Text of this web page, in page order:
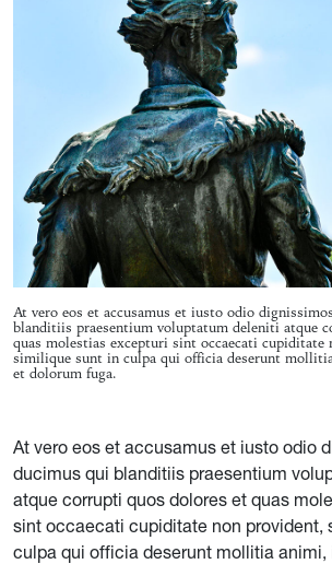
At vero eos et accusamus et iusto odio
blanditiis praesentium voluptatum deleniti atque
quas molestias excepturi sint occaecati cupiditate
similique sunt in culpa qui officia deserunt
et dolorum fuga.
At vero eos et accusamus et iusto odio
ducimus qui blanditiis praesentium
atque corrupti quos dolores et quas
sint occaecati cupiditate non provident,
culpa qui officia deserunt mollitia animi,